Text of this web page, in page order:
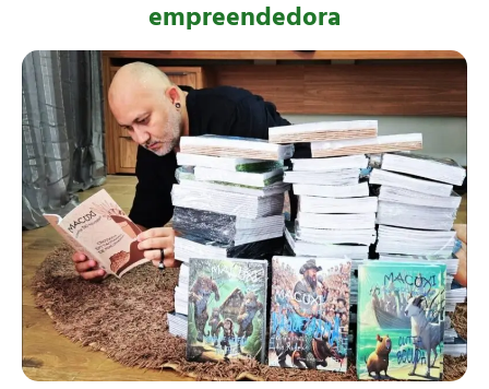
empreendedora